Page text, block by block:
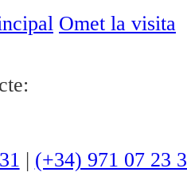
Omet la visita
| (+34) 971 07 23